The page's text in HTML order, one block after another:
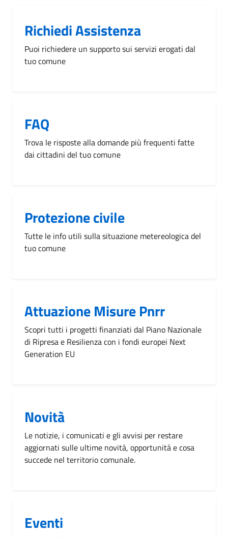
Richiedi Assistenza
Puoi richiedere un supporto sui servizi erogati dal
tuo comune
FAQ
Trova le risposte alla domande più frequenti fatte
dai cittadini del tuo comune
Protezione civile
Tutte le info utili sulla situazione metereologica del
tuo comune
Attuazione Misure Pnrr
Scopri tutti i progetti finanziati dal Piano Nazionale
di Ripresa e Resilienza con i fondi europei Next
Generation EU
Novità
Le notizie, i comunicati e gli avvisi per restare
aggiornati sulle ultime novità, opportunità e cosa
succede nel territorio comunale.
Eventi